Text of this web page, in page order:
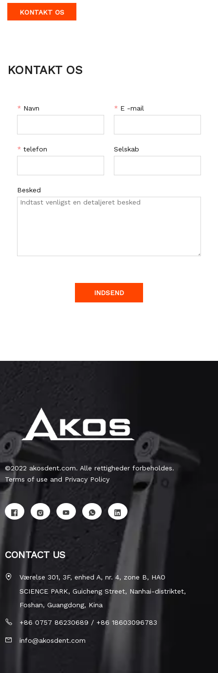
KONTAKT OS
KONTAKT OS
* Navn * E -mail
* telefon Selskab
Besked
INDSEND
©2022 akosdent.com. Alle rettigheder forbeholdes.
Terms of use and Privacy Policy
CONTACT US
Værelse 301, 3F, enhed A, nr. 4, zone B, HAO
SCIENCE PARK, Guicheng Street, Nanhai-distriktet,
Foshan, Guangdong, Kina
+86 0757 86230689 / +86 18603096783
info@akosdent.com